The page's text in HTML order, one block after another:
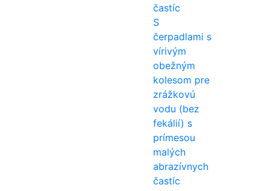
S
čerpadlami s
vírivým
obežným
kolesom pre
zrážkovú
vodu (bez
fekálií) s
prímesou
malých
abrazívnych
častíc